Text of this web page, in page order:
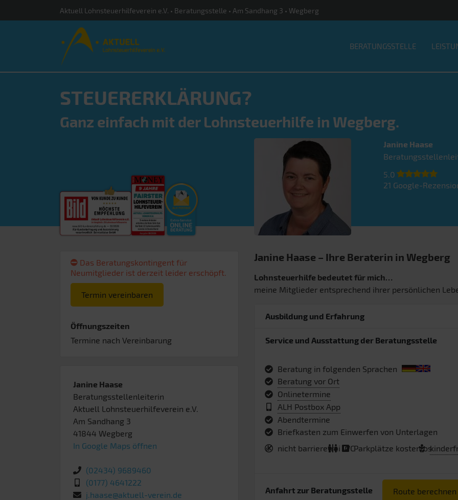
Aktuell Lohnsteuerhilfeverein e.V. • Beratungsstelle • Am Sandhang 3 • Wegberg
BERATUNGSSTELLE
STEUERERKLÄRUNG?
Ganz einfach mit der Lohnsteuerhilfe in Wegberg.
Janine Haase
5.0
21 Google-
Das Beratungskontingent für
Neumitglieder ist derzeit leider erschöpft.
Termin vereinbaren
Öffnungszeiten
Termine nach Vereinbarung
Janine Haase
Beratungsstellenleiterin
Aktuell Lohnsteuerhilfeverein e.V.
Am Sandhang 3
41844 Wegberg
In Google Maps öffnen
(02434) 9689460
(0177) 4641222
j.haase@aktuell-verein.de
Janine Haase – Ihre Beraterin in Wegberg
Lohnsteuerhilfe bedeutet für mich…
meine Mitglieder entsprechend ihrer persönlichen
Ausbildung und Erfahrung
Service und Ausstattung der Beratungsstelle
Beratung in folgenden Sprachen
Beratung vor Ort
Onlinetermine
ALH Postbox App
Abendtermine
Briefkasten zum Einwerfen von Unterlagen
nicht barrierefrei WCParkplätze kostenlos
Anfahrt zur Beratungsstelle Route berechnen